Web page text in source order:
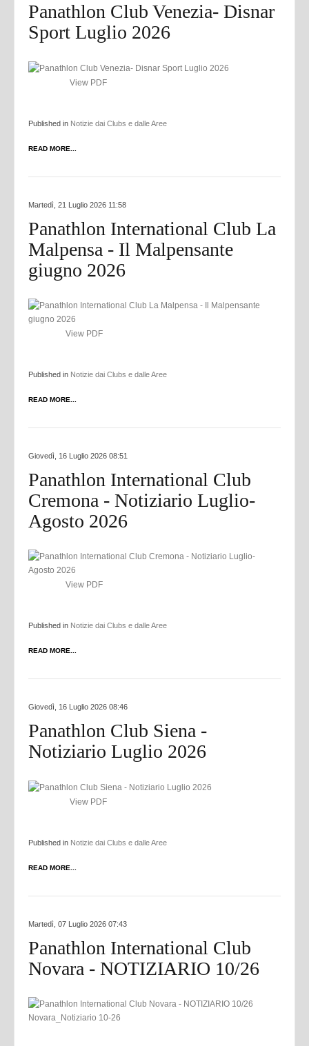
Panathlon Club Venezia- Disnar
Sport Luglio 2026
View PDF
Published in Notizie dai Clubs e dalle Aree
READ MORE...
Martedì, 21 Luglio 2026 11:58
Panathlon International Club La
Malpensa - Il Malpensante
giugno 2026
View PDF
Published in Notizie dai Clubs e dalle Aree
READ MORE...
Giovedì, 16 Luglio 2026 08:51
Panathlon International Club
Cremona - Notiziario Luglio-
Agosto 2026
View PDF
Published in Notizie dai Clubs e dalle Aree
READ MORE...
Giovedì, 16 Luglio 2026 08:46
Panathlon Club Siena -
Notiziario Luglio 2026
View PDF
Published in Notizie dai Clubs e dalle Aree
READ MORE...
Martedì, 07 Luglio 2026 07:43
Panathlon International Club
Novara - NOTIZIARIO 10/26
Novara_Notiziario 10-26